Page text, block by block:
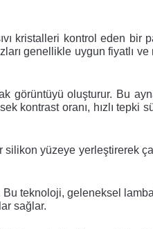
kristalleri kontrol eden bir
genellikle uygun fiyatlı ve
görüntüyü oluşturur. Bu
kontrast oranı, hızlı tepki
silikon yüzeye yerleştirerek
Bu teknoloji, geleneksel
sağlar.